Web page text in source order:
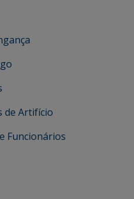
de Artifício
Funcionários